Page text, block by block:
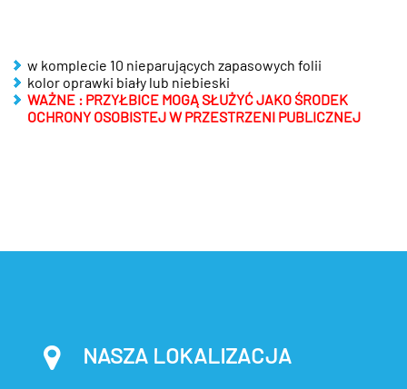
w komplecie 10 nieparujących zapasowych folii
kolor oprawki biały lub niebieski
WAŻNE : PRZYŁBICE MOGĄ SŁUŻYĆ JAKO ŚRODEK
OCHRONY OSOBISTEJ W PRZESTRZENI PUBLICZNEJ
NASZA LOKALIZACJA